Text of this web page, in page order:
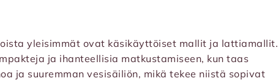
yleisimmät ovat käsikäyttöiset mallit ja lattiamallit.
ja ihanteellisia matkustamiseen, kun taas
ja suuremman vesisäiliön, mikä tekee niistä sopivat